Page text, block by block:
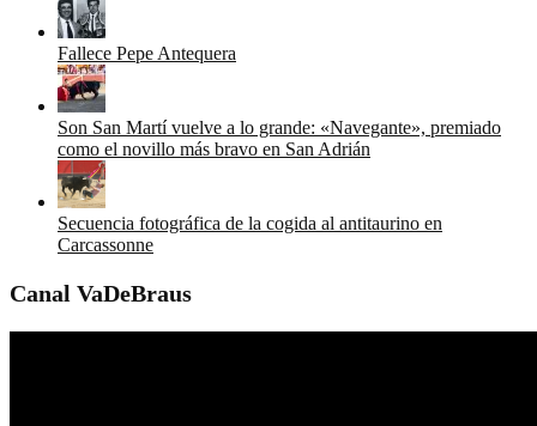
Fallece Pepe Antequera
Son San Martí vuelve a lo grande: «Navegante», premiado
como el novillo más bravo en San Adrián
Secuencia fotográfica de la cogida al antitaurino en
Carcassonne
Canal VaDeBraus